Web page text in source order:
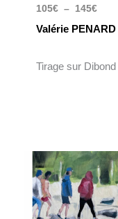
105€ – 145€
Valérie PENARD
Tirage sur Dibond